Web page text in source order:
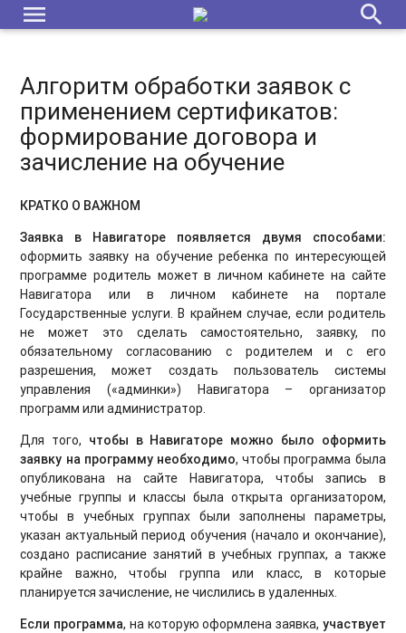
menu search
Алгоритм обработки заявок с
применением сертификатов:
формирование договора и
зачисление на обучение
КРАТКО О ВАЖНОМ
Заявка в Навигаторе появляется двумя способами:
оформить заявку на обучение ребенка по интересующей
программе родитель может в личном кабинете на сайте
Навигатора или в личном кабинете на портале
Государственные услуги. В крайнем случае, если родитель
не может это сделать самостоятельно, заявку, по
обязательному согласованию с родителем и с его
разрешения, может создать пользователь системы
управления («админки») Навигатора – организатор
программ или администратор.
Для того, чтобы в Навигаторе можно было оформить
заявку на программу необходимо, чтобы программа была
опубликована на сайте Навигатора, чтобы запись в
учебные группы и классы была открыта организатором,
чтобы в учебных группах были заполнены параметры,
указан актуальный период обучения (начало и окончание),
создано расписание занятий в учебных группах, а также
крайне важно, чтобы группа или класс, в которые
планируется зачисление, не числились в удаленных.
Если программа, на которую оформлена заявка, участвует